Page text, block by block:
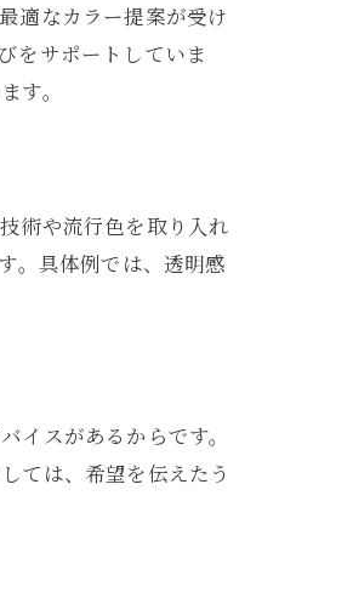
適なカラー提案が受け
をサポートしていま
す。
術や流行色を取り入れ
。具体例では、透明感
スがあるからです。
ては、希望を伝えたう